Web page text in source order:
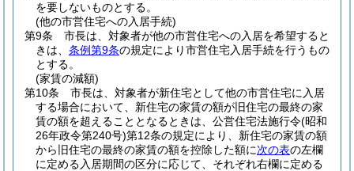
を要しないものとする。
(他の市営住宅への入居手続)
第9条
市長は、対象者が他の市営住宅への入居を希望すると
きは、 条例第9条の規定により市営住宅入居手続を行うもの
とする。
(家賃の減額)
第10条
市長は、対象者が新住宅として他の市営住宅に入居
する場合において、新住宅の家賃の額が旧住宅の最終の家
賃の額を超えることとなるときは、公営住宅法施行令(昭和
26年政令第240号)第12条の規定により、新住宅の家賃の額
から旧住宅の最終の家賃の額を控除した額に次の表の左欄
に定める入居期間の区分に応じて、それぞれ右欄に定める